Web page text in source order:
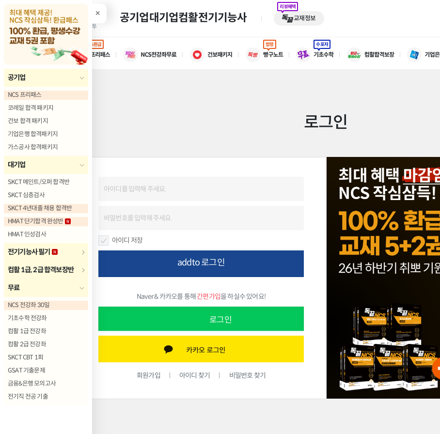
✕
공기업
NCS 프리패스
코레일 합격 패키지
건보 합격 패키지
기업은행 합격패키지
가스공사 합격패키지
대기업
SKCT 메인트/오퍼 합격반
SKCT 심층검사
SKCT 4년대졸 채용 합격반
HMAT 단기합격 완성반
HMAT 인성검사
전기기능사 필기
컴활 1급, 2급 합격보장반
무료
NCS 전강좌 30일
기초수학 전강좌
컴활 1급 전강좌
컴활 2급 전강좌
SKCT CBT 1회
GSAT 기출문제
금융&은행 모의고사
전기직 전공 기출
공기업대기업컴활전기기능사 교재정보
리뷰혜택
100%환급 법령 수포자
로그인
아이디 저장
addto 로그인
Naver & 카카오를 통해간편가입을 하실수 있어요!
로그인
회원가입 아이디 찾기 비밀번호 찾기